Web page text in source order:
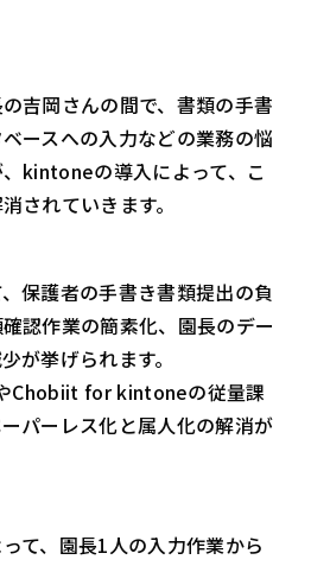
吉岡さんの間で、書類の手書
ースへの入力などの業務の悩
kintoneの導入によって、こ
されていきます。
保護者の手書き書類提出の負
認作業の簡素化、園長のデー
が挙げられます。
Chobiit for kintoneの従量課
パーレス化と属人化の解消が
て、園長1人の入力作業から